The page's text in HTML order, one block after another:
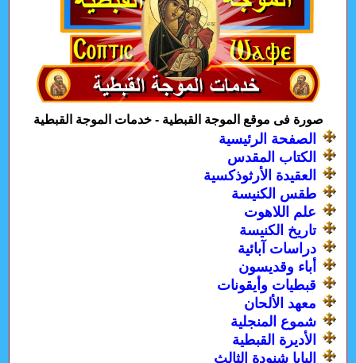
صورة فى موقع الموجة القبطية - خدمات الموجة القبطية
الصفحة الرئيسية
الكتاب المقدس
العقيدة الأرثوذكسية
طقس الكنيسة
علم اللاهوت
تاريخ الكنيسة
دراسات آبائية
أباء وقديسون
قبطيات وأيقونات
معهد الألحان
شموع المنجلية
الأديرة القبطية
البابا شنودة الثالث